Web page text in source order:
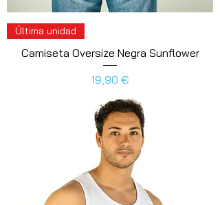
Última unidad
Camiseta Oversize Negra Sunflower
Prix
19,90 €